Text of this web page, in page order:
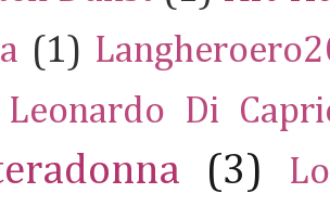
(1)
Leonardo Di
(3)